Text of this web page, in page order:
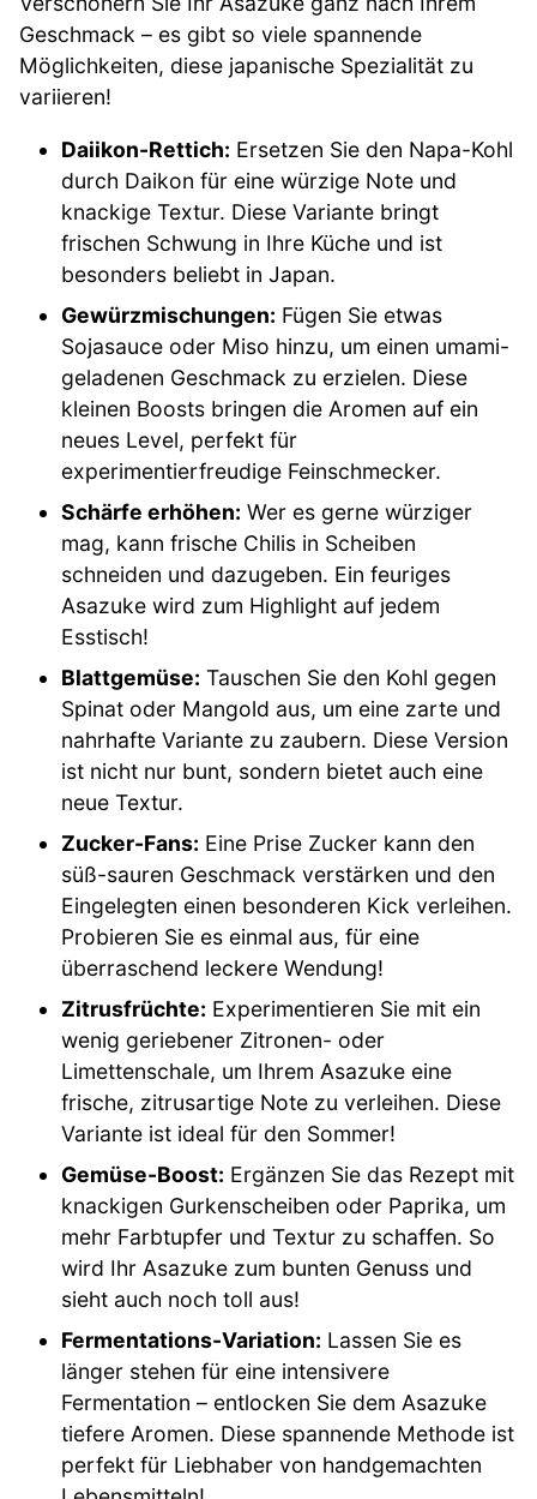
Geschmack – es gibt so viele spannende
Möglichkeiten, diese japanische Spezialität zu
variieren!
Daiikon-Rettich: Ersetzen Sie den Napa-Kohl
durch Daikon für eine würzige Note und
knackige Textur. Diese Variante bringt
frischen Schwung in Ihre Küche und ist
besonders beliebt in Japan.
Gewürzmischungen: Fügen Sie etwas
Sojasauce oder Miso hinzu, um einen umami-
geladenen Geschmack zu erzielen. Diese
kleinen Boosts bringen die Aromen auf ein
neues Level, perfekt für
experimentierfreudige Feinschmecker.
Schärfe erhöhen: Wer es gerne würziger
mag, kann frische Chilis in Scheiben
schneiden und dazugeben. Ein feuriges
Asazuke wird zum Highlight auf jedem
Esstisch!
Blattgemüse: Tauschen Sie den Kohl gegen
Spinat oder Mangold aus, um eine zarte und
nahrhafte Variante zu zaubern. Diese Version
ist nicht nur bunt, sondern bietet auch eine
neue Textur.
Zucker-Fans: Eine Prise Zucker kann den
süß-sauren Geschmack verstärken und den
Eingelegten einen besonderen Kick verleihen.
Probieren Sie es einmal aus, für eine
überraschend leckere Wendung!
Zitrusfrüchte: Experimentieren Sie mit ein
wenig geriebener Zitronen- oder
Limettenschale, um Ihrem Asazuke eine
frische, zitrusartige Note zu verleihen. Diese
Variante ist ideal für den Sommer!
Gemüse-Boost: Ergänzen Sie das Rezept mit
knackigen Gurkenscheiben oder Paprika, um
mehr Farbtupfer und Textur zu schaffen. So
wird Ihr Asazuke zum bunten Genuss und
sieht auch noch toll aus!
Fermentations-Variation: Lassen Sie es
länger stehen für eine intensivere
Fermentation – entlocken Sie dem Asazuke
tiefere Aromen. Diese spannende Methode ist
perfekt für Liebhaber von handgemachten